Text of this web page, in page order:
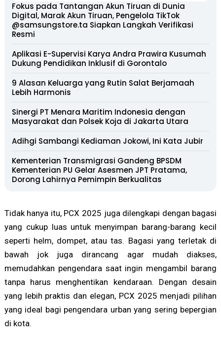
Fokus pada Tantangan Akun Tiruan di Dunia
Digital, Marak Akun Tiruan, Pengelola TikTok
@samsungstore.ta Siapkan Langkah Verifikasi
Resmi
Aplikasi E-Supervisi Karya Andra Prawira Kusumah
Dukung Pendidikan Inklusif di Gorontalo
9 Alasan Keluarga yang Rutin Salat Berjamaah
Lebih Harmonis
Sinergi PT Menara Maritim Indonesia dengan
Masyarakat dan Polsek Koja di Jakarta Utara
Adihgi Sambangi Kediaman Jokowi, Ini Kata Jubir
Kementerian Transmigrasi Gandeng BPSDM
Kementerian PU Gelar Asesmen JPT Pratama,
Dorong Lahirnya Pemimpin Berkualitas
Tidak hanya itu, PCX 2025 juga dilengkapi dengan bagasi
yang cukup luas untuk menyimpan barang-barang kecil
seperti helm, dompet, atau tas. Bagasi yang terletak di
bawah jok juga dirancang agar mudah diakses,
memudahkan pengendara saat ingin mengambil barang
tanpa harus menghentikan kendaraan. Dengan desain
yang lebih praktis dan elegan, PCX 2025 menjadi pilihan
yang ideal bagi pengendara urban yang sering bepergian
di kota.